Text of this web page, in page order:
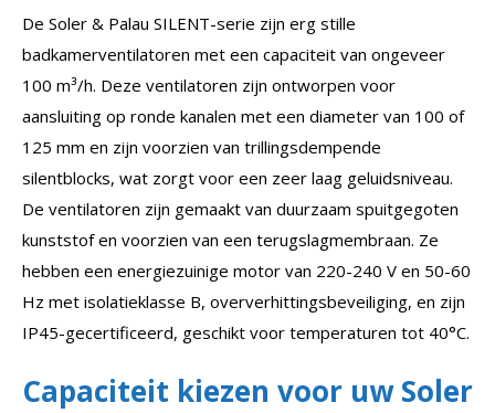
De Soler & Palau SILENT-serie zijn erg stille
badkamerventilatoren met een capaciteit van ongeveer
100 m³/h. Deze ventilatoren zijn ontworpen voor
aansluiting op ronde kanalen met een diameter van 100 of
125 mm en zijn voorzien van trillingsdempende
silentblocks, wat zorgt voor een zeer laag geluidsniveau.
De ventilatoren zijn gemaakt van duurzaam spuitgegoten
kunststof en voorzien van een terugslagmembraan. Ze
hebben een energiezuinige motor van 220-240 V en 50-60
Hz met isolatieklasse B, oververhittingsbeveiliging, en zijn
IP45-gecertificeerd, geschikt voor temperaturen tot 40°C.
Capaciteit kiezen voor uw Soler